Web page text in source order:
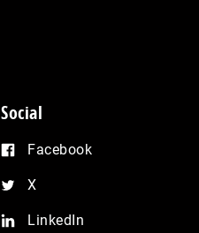
Social
Facebook
X
LinkedIn